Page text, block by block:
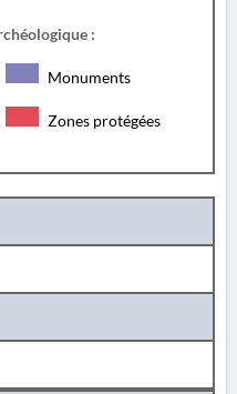
:
Monuments
Zones protégées